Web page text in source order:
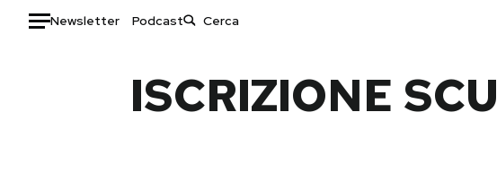
Newsletter Podcast
ISCRIZIONE